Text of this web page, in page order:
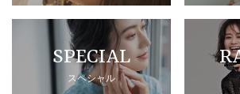
SPECIAL
スペシャル